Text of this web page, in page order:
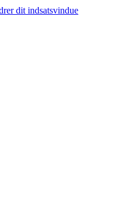
dit indsatsvindue